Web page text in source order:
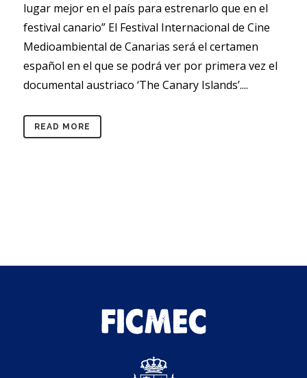
lugar mejor en el país para estrenarlo que en el
festival canario” El Festival Internacional de Cine
Medioambiental de Canarias será el certamen
español en el que se podrá ver por primera vez el
documental austriaco ‘The Canary Islands’....
READ MORE